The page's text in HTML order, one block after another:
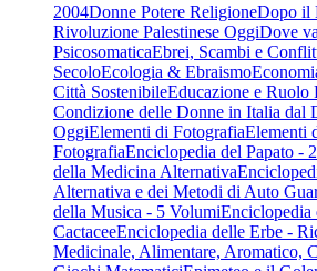
2004Donne Potere ReligioneDopo il
Rivoluzione Palestinese OggiDove
PsicosomaticaEbrei, Scambi e
SecoloEcologia & Ebraismo
Città SostenibileEducazione e Ruolo
Condizione delle Donne in Italia dal
OggiElementi di FotografiaElementi
FotografiaEnciclopedia del Papato -
della Medicina Alternativa
Alternativa e dei Metodi di Auto
della Musica - 5 VolumiEnciclopedia
CactaceeEnciclopedia delle Erbe -
Medicinale, Alimentare, Aromatico,